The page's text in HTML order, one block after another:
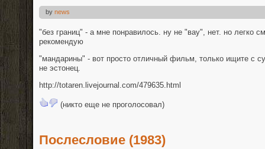
by news
"без границ" - а мне понравилось. ну не "вау", нет. но легко
рекомендую
"мандарины" - вот просто отличный фильм, только ищите с
не эстонец.
http://totaren.livejournal.com/479635.html
(никто еще не проголосовал)
Послесловие (1983)